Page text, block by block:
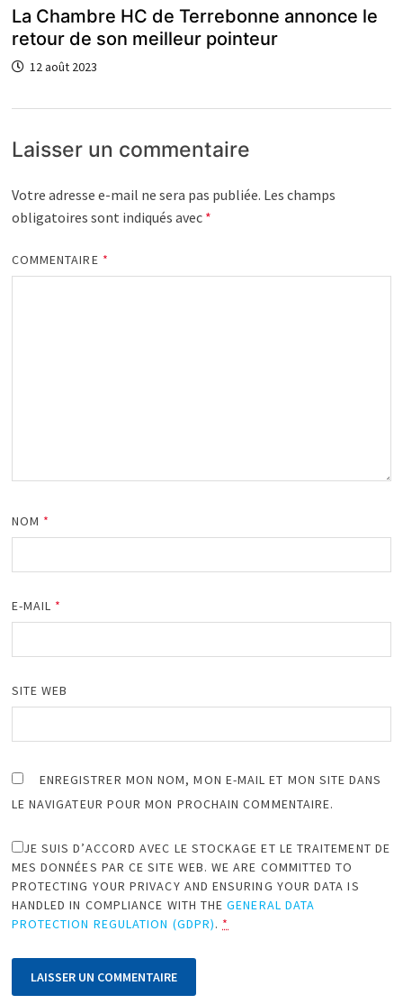
La Chambre HC de Terrebonne annonce le
retour de son meilleur pointeur
12 août 2023
Laisser un commentaire
Votre adresse e-mail ne sera pas publiée. Les champs
obligatoires sont indiqués avec *
COMMENTAIRE *
NOM *
E-MAIL *
SITE WEB
ENREGISTRER MON NOM, MON E-MAIL ET MON SITE DANS
LE NAVIGATEUR POUR MON PROCHAIN COMMENTAIRE.
JE SUIS D’ACCORD AVEC LE STOCKAGE ET LE TRAITEMENT DE
MES DONNÉES PAR CE SITE WEB. WE ARE COMMITTED TO
PROTECTING YOUR PRIVACY AND ENSURING YOUR DATA IS
HANDLED IN COMPLIANCE WITH THEGENERAL DATA
PROTECTION REGULATION (GDPR). *